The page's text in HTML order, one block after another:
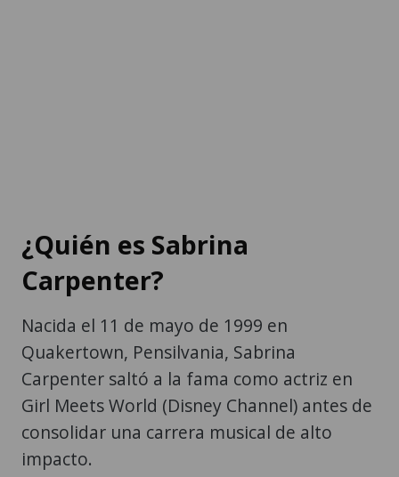
¿Quién es Sabrina
Carpenter?
Nacida el 11 de mayo de 1999 en
Quakertown, Pensilvania, Sabrina
Carpenter saltó a la fama como actriz en
Girl Meets World (Disney Channel) antes de
consolidar una carrera musical de alto
impacto.